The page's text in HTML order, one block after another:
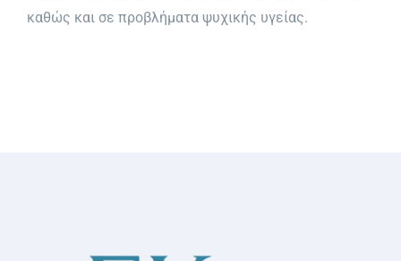
Συχνές Ερωτήσεις
καθώς και σε προβλήματα ψυχικής υγείας.